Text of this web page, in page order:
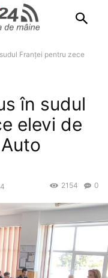
Franței pentru zece
în sudul
elevi de
0
2154